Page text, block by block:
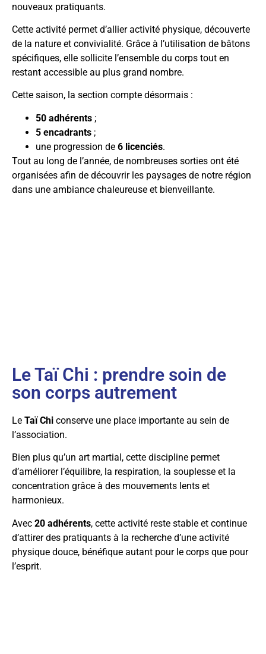
nouveaux pratiquants.
Cette activité permet d’allier activité physique, découverte
de la nature et convivialité. Grâce à l’utilisation de bâtons
spécifiques, elle sollicite l’ensemble du corps tout en
restant accessible au plus grand nombre.
Cette saison, la section compte désormais :
50 adhérents ;
5 encadrants ;
une progression de 6 licenciés.
Tout au long de l’année, de nombreuses sorties ont été
organisées afin de découvrir les paysages de notre région
dans une ambiance chaleureuse et bienveillante.
Le Taï Chi : prendre soin de
son corps autrement
Le Taï Chi conserve une place importante au sein de
l’association.
Bien plus qu’un art martial, cette discipline permet
d’améliorer l’équilibre, la respiration, la souplesse et la
concentration grâce à des mouvements lents et
harmonieux.
Avec 20 adhérents, cette activité reste stable et continue
d’attirer des pratiquants à la recherche d’une activité
physique douce, bénéfique autant pour le corps que pour
l’esprit.